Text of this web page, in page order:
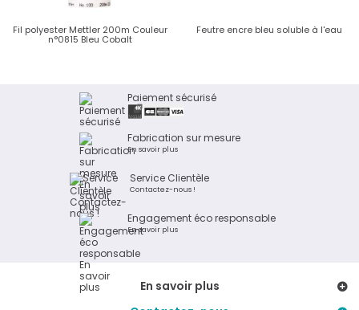
Fil polyester Mettler 200m Couleur
n°0815 Bleu Cobalt
Feutre encre bleu soluble à l'eau
Paiement sécurisé
Fabrication sur mesure
En savoir plus
Service Clientèle
Contactez-nous !
Engagement éco responsable
En savoir plus
En savoir plus